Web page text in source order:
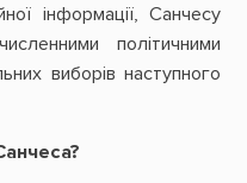
інформації, Санчесу
політичними
виборів наступного